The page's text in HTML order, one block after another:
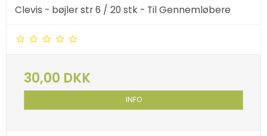
Clevis - bøjler str 6 / 20 stk - Til Gennemløbere
30,00 DKK
INFO